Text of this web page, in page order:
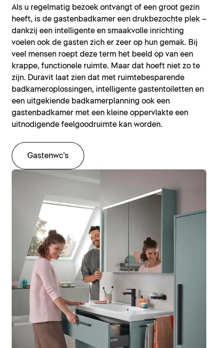
Als u regelmatig bezoek ontvangt of een groot gezin
heeft, is de gastenbadkamer een drukbezochte plek –
dankzij een intelligente en smaakvolle inrichting
voelen ook de gasten zich er zeer op hun gemak. Bij
veel mensen roept deze term het beeld op van een
krappe, functionele ruimte. Maar dat hoeft niet zo te
zijn. Duravit laat zien dat met ruimtebesparende
badkameroplossingen, intelligente gastentoiletten en
een uitgekiende badkamerplanning ook een
gastenbadkamer met een kleine oppervlakte een
uitnodigende feelgoodruimte kan worden.
Gastenwc's